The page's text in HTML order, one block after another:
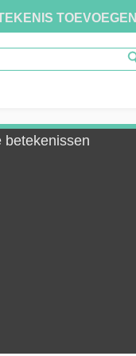
TOEVOEGEN
betekenissen